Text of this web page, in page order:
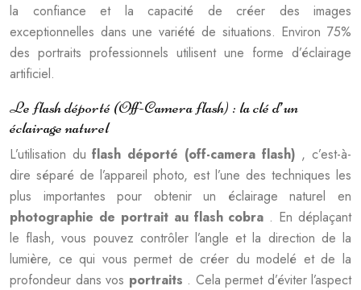
la confiance et la capacité de créer des images
exceptionnelles dans une variété de situations. Environ 75%
des portraits professionnels utilisent une forme d’éclairage
artificiel.
Le flash déporté (Off-Camera flash) : la clé d’un
éclairage naturel
L’utilisation duflash déporté (off-camera flash) , c’est-à-
dire séparé de l’appareil photo, est l’une des techniques les
plus importantes pour obtenir un éclairage naturel en
photographie de portrait au flash cobra . En déplaçant
le flash, vous pouvez contrôler l’angle et la direction de la
lumière, ce qui vous permet de créer du modelé et de la
profondeur dans vos portraits . Cela permet d’éviter l’aspect